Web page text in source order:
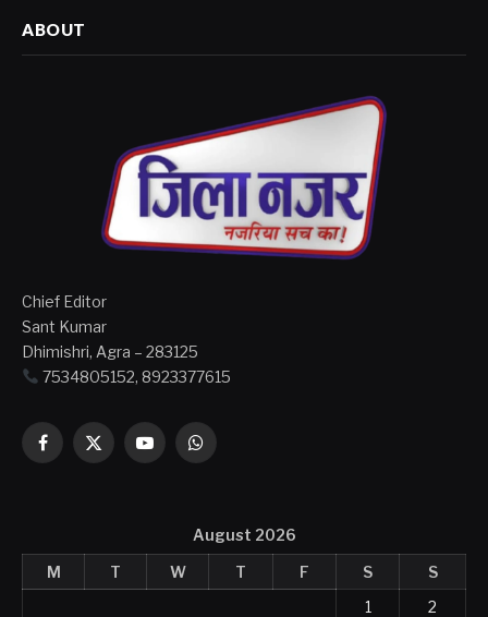
ABOUT
Chief Editor
Sant Kumar
Dhimishri, Agra – 283125
7534805152, 8923377615
Facebook
X
YouTubeWhatsApp
August 2026
M
T W T F S
S
1
2